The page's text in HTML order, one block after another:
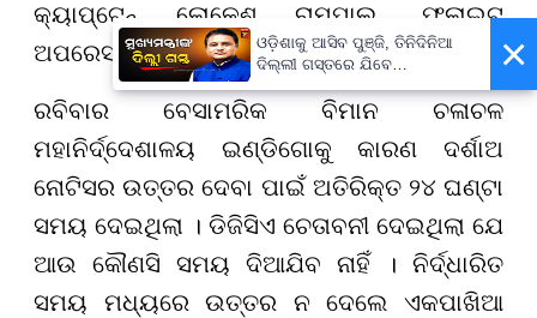
କ୍ୟାପ୍ଟେନ୍ ଲୋକେଶ ରାମପାଲ, ଫ୍ଲାଇଟ୍
ଅପରେସନ୍ସ ଇନ୍ସପେକ୍ଟର
ରବିବାର ବେସାମରିକ ବିମାନ ଚଳାଚଳ
ମହାନିର୍ଦ୍ଦେଶାଳୟ ଇଣ୍ଡିଗୋକୁ କାରଣ ଦର୍ଶାଅ
ନୋଟିସର ଉତ୍ତର ଦେବା ପାଇଁ ଅତିରିକ୍ତ ୨୪ ଘଣ୍ଟା
ସମୟ ଦେଇଥିଲା । ଡିଜିସିଏ ଚେତାବନୀ ଦେଇଥିଲା ଯେ
ଆଉ କୌଣସି ସମୟ ଦିଆଯିବ ନାହିଁ । ନିର୍ଦ୍ଧାରିତ
ସମୟ ମଧ୍ୟରେ ଉତ୍ତର ନ ଦେଲେ ଏକପାଖିଆ
×
ଓଡ଼ିଶାକୁ ଆସିବ ପୁଞ୍ଜି, ତିନିଦିନିଆ
ଦିଲ୍ଲୀ ଗସ୍ତରେ ଯିବେ
ମୁଖ୍ୟମନ୍ତ୍ରୀ ମୋହନ ମାଝୀ